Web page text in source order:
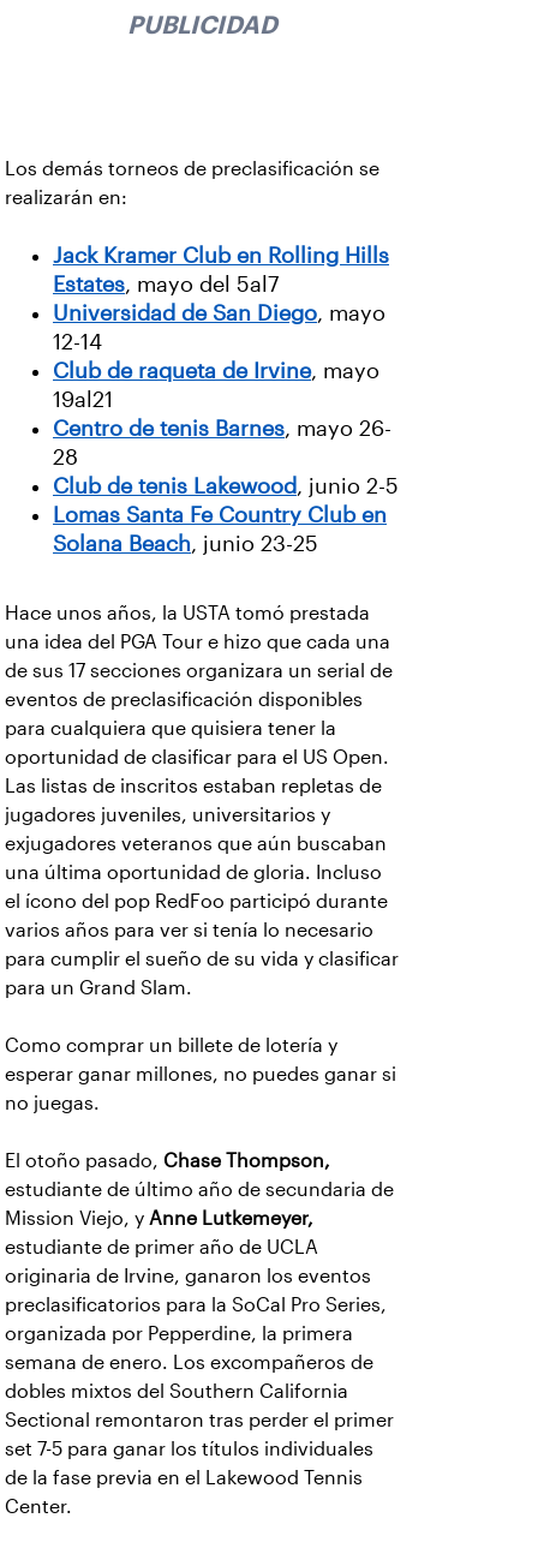
PUBLICIDAD
Los demás torneos de preclasificación se
realizarán en:
Jack Kramer Club en Rolling Hills
Estates, mayo del 5al7
Universidad de San Diego, mayo
12-14
Club de raqueta de Irvine, mayo
19al21
Centro de tenis Barnes, mayo 26-
28
Club de tenis Lakewood , junio 2-5
Lomas Santa Fe Country Club en
Solana Beach, junio 23-25
Hace unos años, la USTA tomó prestada
una idea del PGA Tour e hizo que cada una
de sus 17 secciones organizara un serial de
eventos de preclasificación disponibles
para cualquiera que quisiera tener la
oportunidad de clasificar para el US Open.
Las listas de inscritos estaban repletas de
jugadores juveniles, universitarios y
exjugadores veteranos que aún buscaban
una última oportunidad de gloria. Incluso
el ícono del pop RedFoo participó durante
varios años para ver si tenía lo necesario
para cumplir el sueño de su vida y clasificar
para un Grand Slam.
Como comprar un billete de lotería y
esperar ganar millones, no puedes ganar si
no juegas.
El otoño pasado, Chase Thompson,
estudiante de último año de secundaria de
Mission Viejo, y Anne Lutkemeyer,
estudiante de primer año de UCLA
originaria de Irvine, ganaron los eventos
preclasificatorios para la SoCal Pro Series,
organizada por Pepperdine, la primera
semana de enero. Los excompañeros de
dobles mixtos del Southern California
Sectional remontaron tras perder el primer
set 7-5 para ganar los títulos individuales
de la fase previa en el Lakewood Tennis
Center.